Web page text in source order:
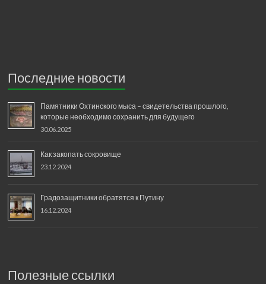
Последние новости
Памятники Охтинского мыса – свидетельства прошлого,
которые необходимо сохранить для будущего
30.06.2025
Как закопать сокровище
23.12.2024
Градозащитники обратятся к Путину
16.12.2024
Полезные ссылки